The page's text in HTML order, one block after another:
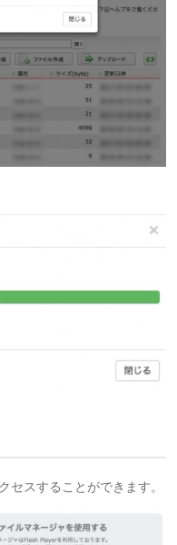
セスすることができます。